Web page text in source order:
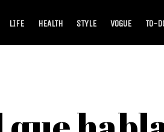
LIFE HEALTH STYLE VOGUE TO-